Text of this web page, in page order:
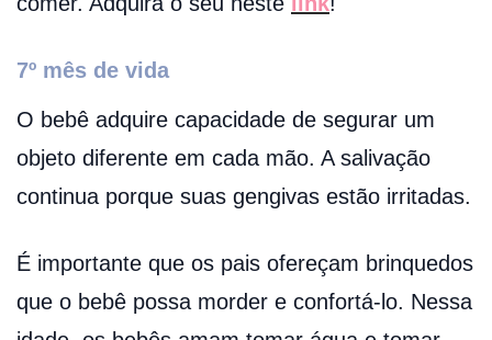
7º mês de vida
O bebê adquire capacidade de segurar um
objeto diferente em cada mão. A salivação
continua porque suas gengivas estão irritadas.
É importante que os pais ofereçam brinquedos
que o bebê possa morder e confortá-lo. Nessa